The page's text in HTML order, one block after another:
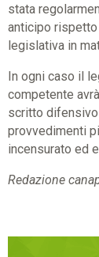
stata
anticipo
legislativa in
In ogni caso il
competente
scritto difensivo
provvedimenti
incensurato ed
Redazione